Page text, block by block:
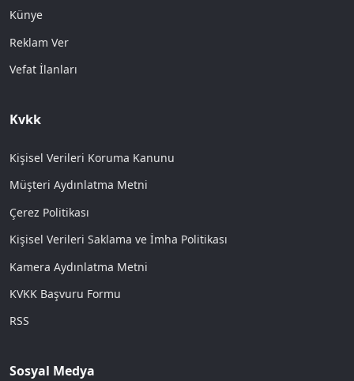
Künye
Reklam Ver
Vefat İlanları
Kvkk
Kişisel Verileri Koruma Kanunu
Müşteri Aydınlatma Metni
Çerez Politikası
Kişisel Verileri Saklama ve İmha Politikası
Kamera Aydınlatma Metni
KVKK Başvuru Formu
RSS
Sosyal Medya